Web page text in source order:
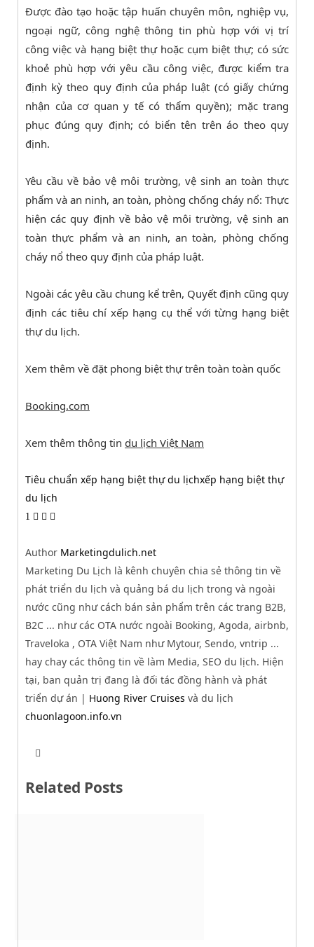
Được đào tạo hoặc tập huấn chuyên môn, nghiệp vụ,
ngoại ngữ, công nghệ thông tin phù hợp với vị trí
công việc và hạng biệt thự hoặc cụm biệt thự; có sức
khoẻ phù hợp với yêu cầu công việc, được kiểm tra
định kỳ theo quy định của pháp luật (có giấy chứng
nhận của cơ quan y tế có thẩm quyền); mặc trang
phục đúng quy định; có biển tên trên áo theo quy
định.
Yêu cầu về bảo vệ môi trường, vệ sinh an toàn thực
phẩm và an ninh, an toàn, phòng chống cháy nổ: Thực
hiện các quy định về bảo vệ môi trường, vệ sinh an
toàn thực phẩm và an ninh, an toàn, phòng chống
cháy nổ theo quy định của pháp luật.
Ngoài các yêu cầu chung kể trên, Quyết định cũng quy
định các tiêu chí xếp hạng cụ thể với từng hạng biệt
thự du lịch.
Xem thêm về đặt phong biệt thự trên toàn toàn quốc
Booking.com
Xem thêm thông tin du lịch Việt Nam
Tiêu chuẩn xếp hạng biệt thự du lịchxếp hạng biệt thự
du lịch
1
Author Marketingdulich.net
Marketing Du Lịch là kênh chuyên chia sẻ thông tin về
phát triển du lịch và quảng bá du lịch trong và ngoài
nước cũng như cách bán sản phẩm trên các trang B2B,
B2C ... như các OTA nước ngoài Booking, Agoda, airbnb,
Traveloka , OTA Việt Nam như Mytour, Sendo, vntrip ...
hay chay các thông tin về làm Media, SEO du lịch. Hiện
tại, ban quản trị đang là đối tác đồng hành và phát
triển dự án | Huong River Cruises và du lịch
chuonlagoon.info.vn
b
t
t
Related Posts